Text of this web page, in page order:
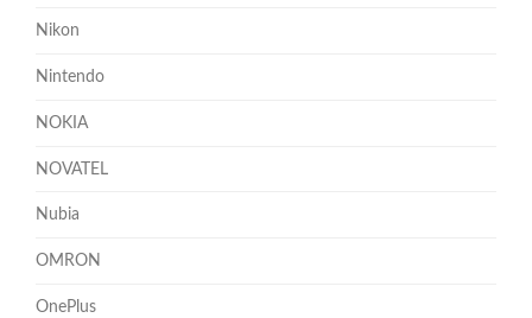
Nikon
Nintendo
NOKIA
NOVATEL
Nubia
OMRON
OnePlus